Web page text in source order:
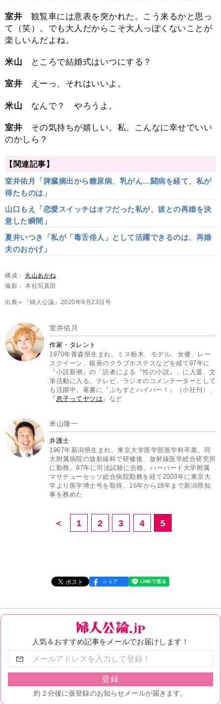
室井 観覧車には意表を突かれた。こう来るかと思っ
て（笑）。でも大人だからこそ大人っぽくないことが
楽しいんだよね。
米山 ところで結婚式はいつにする？
室井 えーっ、それはいいよ。
米山 なんで？ やろうよ。
室井 その気持ちが嬉しい。私、こんなに幸せでいい
のかしら？
【関連記事】
室井佑月「脾臓摘出から糖尿病、乳がん…闘病を経て、私が
得たものは」
山口もえ「恋愛スイッチはオフだった私が、彼との再婚を決
意した瞬間」
夏井いつき「私が「毒舌俳人」として活躍できるのは、再婚
夫のおかげ」
構成： 丸山あかね
撮影： 本社写真部
出典＝『婦人公論』2020年9月23日号
室井佑月
作家・タレント
1970年青森県生まれ。ミス栃木、モデル、女優、レー
スクイーン、銀座のクラブホステスなどを経て97年に
『小説新潮』の「読者による『性の小説』」に入選、文
筆活動に入る。テレビ、ラジオのコメンテーターとして
も活躍中。著書に『ぷちすとハイパー！』（小社刊）、
『 息子ってヤツは 』など
米山隆一
弁護士
1967年新潟県生まれ。東京大学医学部医学科卒業。同
大附属病院の放射線科で研修後、放射線医学総合研究所
に勤務。97年に司法試験に合格。ハーバード大学附属
マサチューセッツ総合病院勤務を経て2003年に東京大
学より医学博士号を取得。16年から18年まで新潟県知
事を務めた
＜ 1 2 3 4 5
シェア